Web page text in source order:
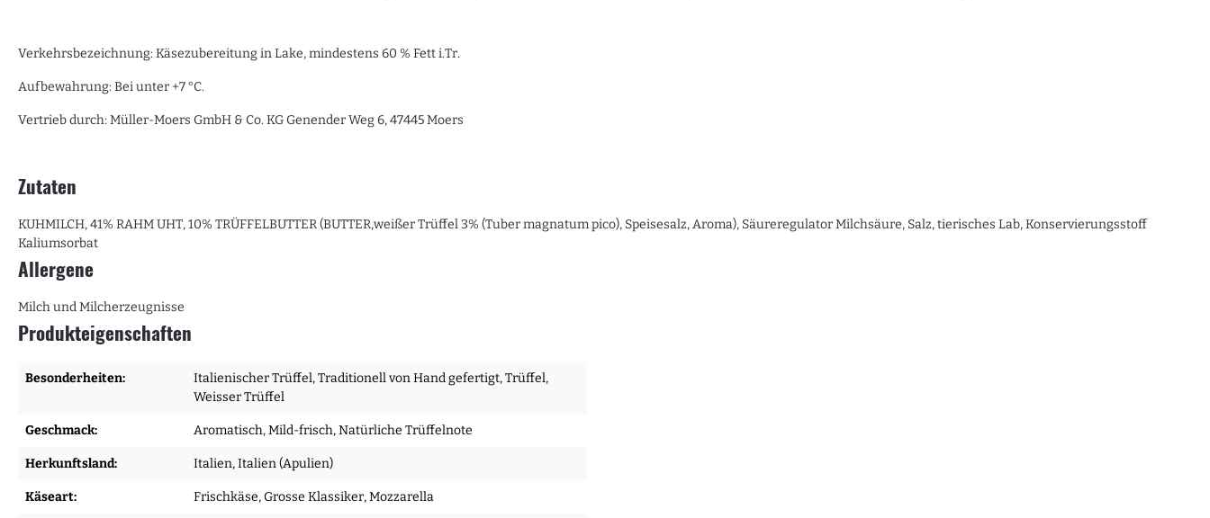
Verkehrsbezeichnung: Käsezubereitung in Lake, mindestens 60 % Fett i.Tr.
Aufbewahrung: Bei unter +7 °C.
Vertrieb durch: Müller-Moers GmbH & Co. KG Genender Weg 6, 47445 Moers
Zutaten
KUHMILCH, 41% RAHM UHT, 10% TRÜFFELBUTTER (BUTTER,weißer Trüffel 3% (Tuber magnatum pico), Speisesalz, Aroma), Säureregulator Milchsäure, Salz, tierisches Lab, Konservierungsstoff
Kaliumsorbat
Allergene
Milch und Milcherzeugnisse
Produkteigenschaften
Besonderheiten: Italienischer Trüffel, Traditionell von Hand gefertigt, Trüffel,
Weisser Trüffel
Geschmack: Aromatisch, Mild-frisch, Natürliche Trüffelnote
Herkunftsland: Italien, Italien (Apulien)
Käseart: Frischkäse, Grosse Klassiker, Mozzarella